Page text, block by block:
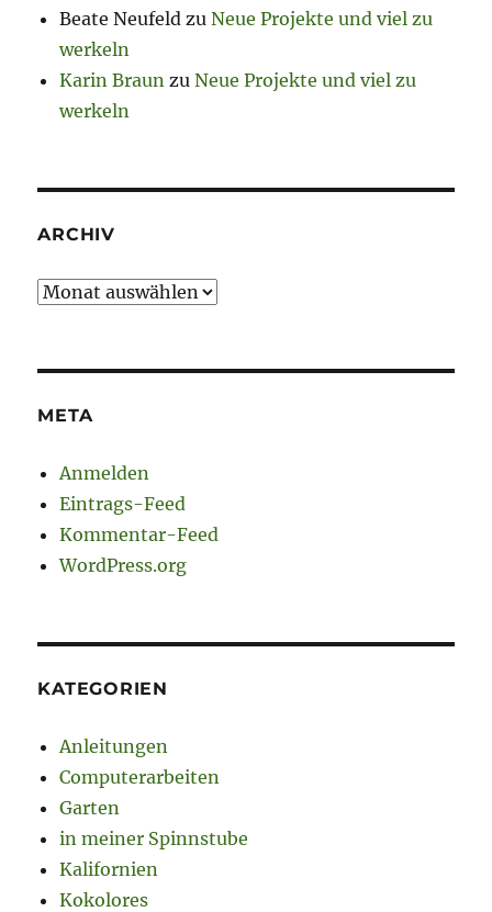
Beate Neufeld zuNeue Projekte und viel zu
werkeln
Karin Braun zuNeue Projekte und viel zu
werkeln
ARCHIV
Archiv
META
Anmelden
Eintrags-Feed
Kommentar-Feed
WordPress.org
KATEGORIEN
Anleitungen
Computerarbeiten
Garten
in meiner Spinnstube
Kalifornien
Kokolores